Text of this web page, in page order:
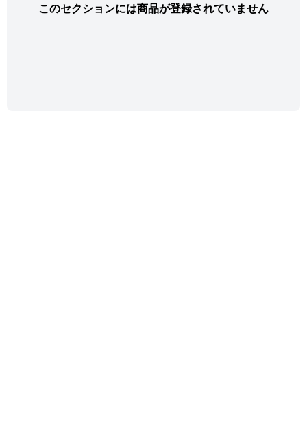
このセクションには商品が登録されていません